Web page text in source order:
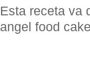
Esta receta va
angel food